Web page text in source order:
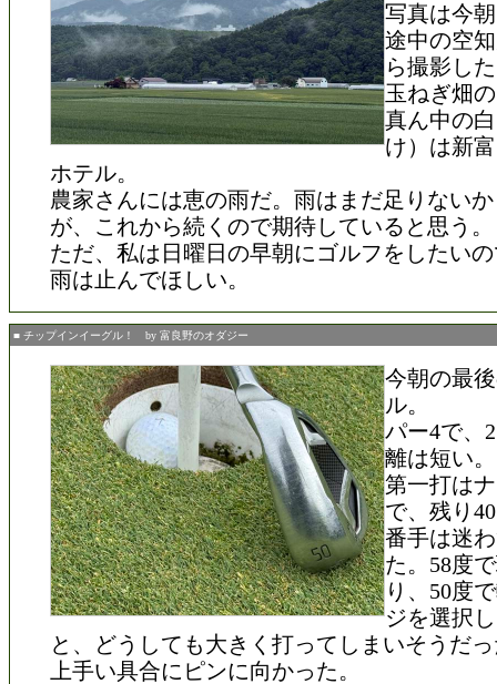
写真は今
途中の空
ら撮影し
玉ねぎ畑
真ん中の
け）は新
ホテル。
農家さんには恵の雨だ。雨はまだ足りない
が、これから続くので期待していると思う。
ただ、私は日曜日の早朝にゴルフをしたい
雨は止んでほしい。
■ チップインイーグル！ by 富良野のオダジー
今朝の最
ル。
パー4で、
離は短い。
第一打は
で、残り
番手は迷
た。58度
り、50度
ジを選択
と、どうしても大きく打ってしまいそうだ
上手い具合にピンに向かった。